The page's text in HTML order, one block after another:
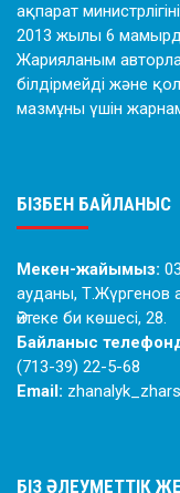
ақпарат
2013 жылы 6 мамырда
Жарияланым
білдірмейді және
мазмұны үшін
БІЗБЕН БАЙЛАНЫС
Мекен-жайымыз:
ауданы, Т.Жүргенов
Әйтеке би көшесі, 28.
Байланыс
(713-39) 22-5-68
Email:
БІЗ ӘЛЕУМЕТТІК